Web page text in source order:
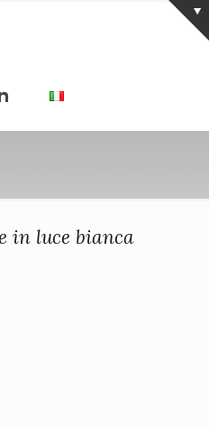
in luce bianca